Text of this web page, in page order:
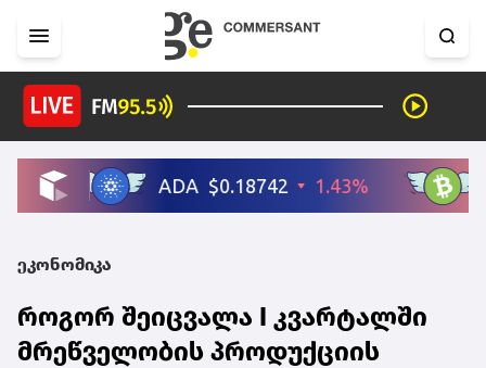
ეკონომიკა
როგორ შეიცვალა I კვარტალში
მრეწველობის პროდუქციის